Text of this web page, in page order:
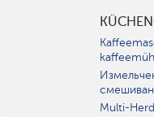
Multi-Herd